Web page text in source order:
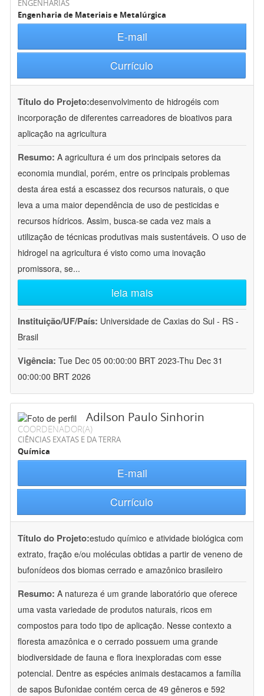
ENGENHARIAS
Engenharia de Materiais e Metalúrgica
E-mail
Currículo
Título do Projeto:desenvolvimento de hidrogéis com
incorporação de diferentes carreadores de bioativos para
aplicação na agricultura
Resumo: A agricultura é um dos principais setores da
economia mundial, porém, entre os principais problemas
desta área está a escassez dos recursos naturais, o que
leva a uma maior dependência de uso de pesticidas e
recursos hídricos. Assim, busca-se cada vez mais a
utilização de técnicas produtivas mais sustentáveis. O uso de
hidrogel na agricultura é visto como uma inovação
promissora, se...
leia mais
Instituição/UF/País: Universidade de Caxias do Sul - RS -
Brasil
Vigência: Tue Dec 05 00:00:00 BRT 2023-Thu Dec 31
00:00:00 BRT 2026
Adilson Paulo Sinhorin
COORDENADOR(A)
CIÊNCIAS EXATAS E DA TERRA
Química
E-mail
Currículo
Título do Projeto:estudo químico e atividade biológica com
extrato, fração e/ou moléculas obtidas a partir de veneno de
bufonídeos dos biomas cerrado e amazônico brasileiro
Resumo: A natureza é um grande laboratório que oferece
uma vasta variedade de produtos naturais, ricos em
compostos para todo tipo de aplicação. Nesse contexto a
floresta amazônica e o cerrado possuem uma grande
biodiversidade de fauna e flora inexploradas com esse
potencial. Dentre as espécies animais destacamos a família
de sapos Bufonidae contém cerca de 49 gêneros e 592